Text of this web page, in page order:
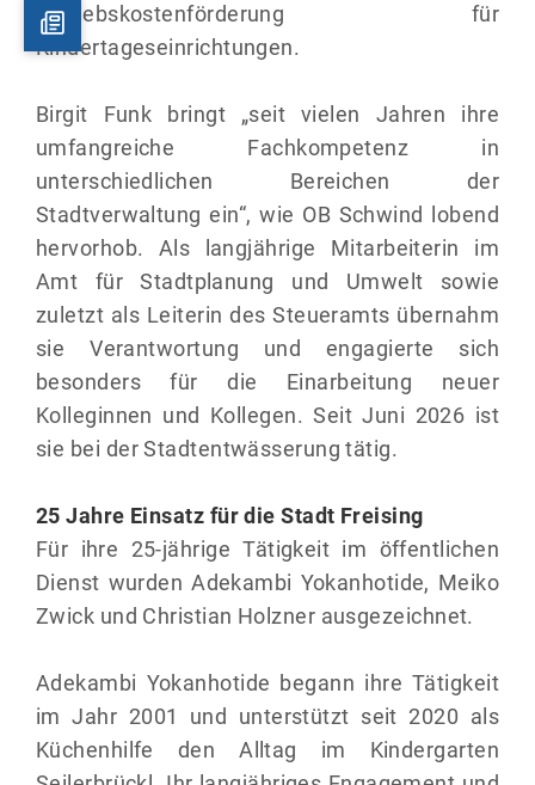
Betriebskostenförderung für
Kindertageseinrichtungen.
Birgit Funk bringt „seit vielen Jahren ihre
umfangreiche Fachkompetenz in
unterschiedlichen Bereichen der
Stadtverwaltung ein“, wie OB Schwind lobend
hervorhob. Als langjährige Mitarbeiterin im
Amt für Stadtplanung und Umwelt sowie
zuletzt als Leiterin des Steueramts übernahm
sie Verantwortung und engagierte sich
besonders für die Einarbeitung neuer
Kolleginnen und Kollegen. Seit Juni 2026 ist
sie bei der Stadtentwässerung tätig.
25 Jahre Einsatz für die Stadt Freising
Für ihre 25-jährige Tätigkeit im öffentlichen
Dienst wurden Adekambi Yokanhotide, Meiko
Zwick und Christian Holzner ausgezeichnet.
Adekambi Yokanhotide begann ihre Tätigkeit
im Jahr 2001 und unterstützt seit 2020 als
Küchenhilfe den Alltag im Kindergarten